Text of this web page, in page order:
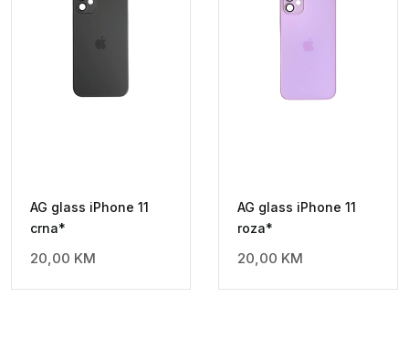
AG glass iPhone 11
crna*
20,00 KM
AG glass iPhone 11
roza*
20,00 KM